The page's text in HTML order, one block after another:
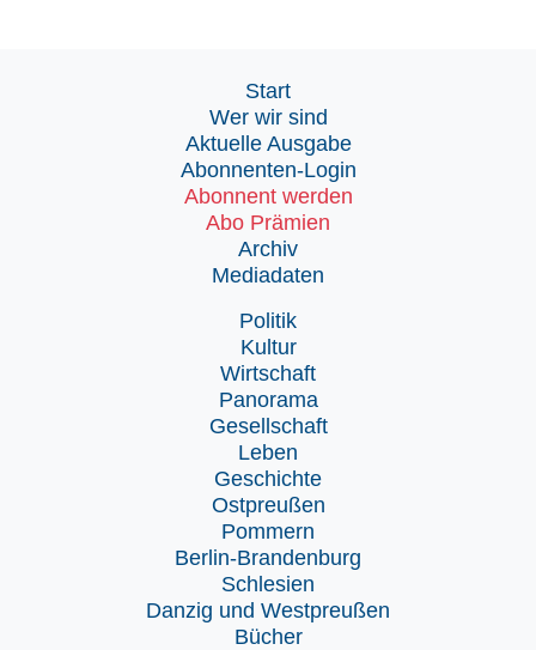
Start
Wer wir sind
Aktuelle Ausgabe
Abonnenten-Login
Abonnent werden
Abo Prämien
Archiv
Mediadaten
Politik
Kultur
Wirtschaft
Panorama
Gesellschaft
Leben
Geschichte
Ostpreußen
Pommern
Berlin-Brandenburg
Schlesien
Danzig und Westpreußen
Bücher